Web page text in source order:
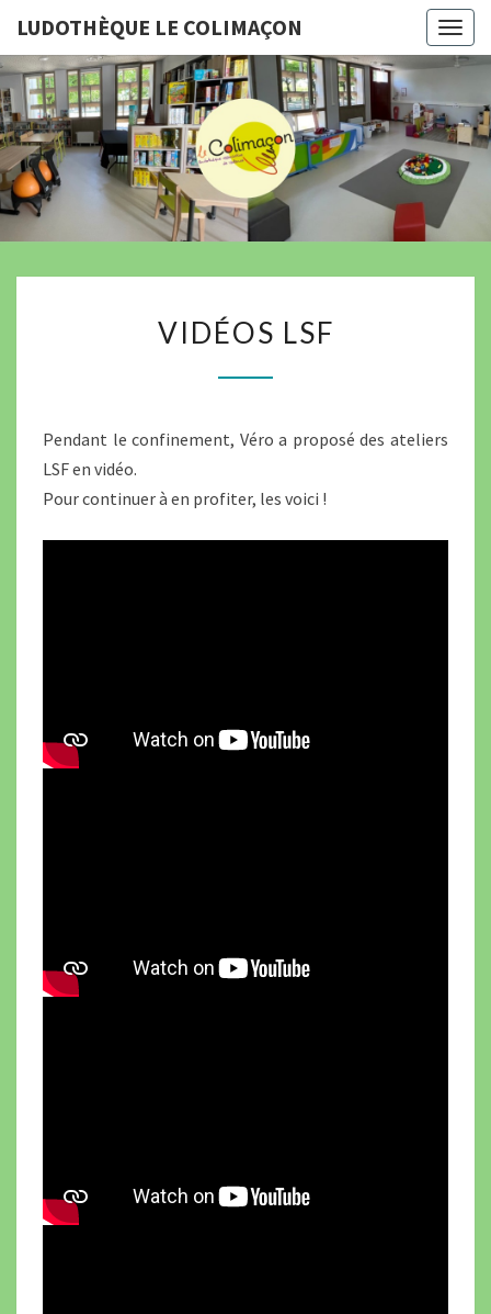
LUDOTHÈQUE LE COLIMAÇON
LE
I
O
F
VIDÉOS LSF
Pendant le confinement, Véro a proposé des ateliers
LSF en vidéo.
Pour continuer à en profiter, les voici !